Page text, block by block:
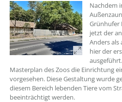
???
Nachdem
Grünhufer
jetzt der
Anders als
hier der
Masterplan des Zoos die Einrichtung
vorgesehen. Diese Gestaltung wurde
diesem Bereich lebenden Tiere vom
beeinträchtigt werden.